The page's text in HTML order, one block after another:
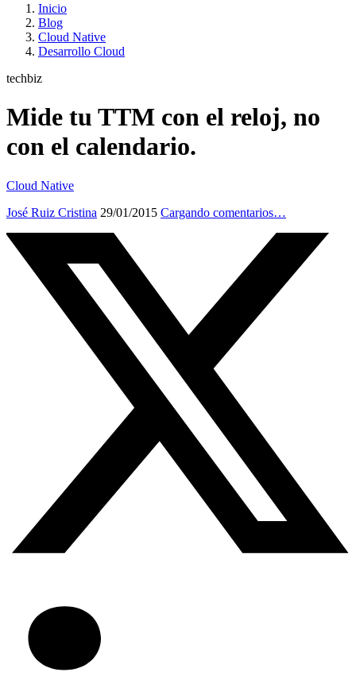
Inicio
Blog
Cloud Native
Desarrollo Cloud
techbiz
Mide tu TTM con el reloj, no
con el calendario.
Cloud Native
José Ruiz Cristina 29/01/2015 Cargando comentarios…